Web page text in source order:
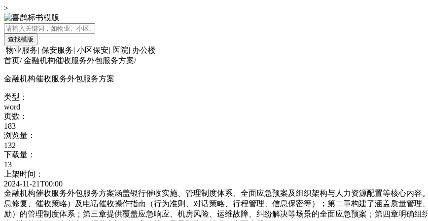
>
查找模版
物业服务| 保安服务| 小区保安| 医院| 办公楼
首页/ 金融机构催收服务外包服务方案/
金融机构催收服务外包服务方案
类型：
word
页数：
183
浏览量：
132
下载量：
13
上架时间：
2024-11-21T00:00
金融机构催收服务外包服务方案涵盖银行催收实施、管理制度体系、全面应急预案及组织架构与人力资源配置等核心内
息修复、催收策略）及电话催收操作指南（行为准则、对话策略、行程管理、信息保密等）；第二章构建了涵盖质量管
励）的管理制度体系；第三章提供覆盖应急响应、机房风险、运维故障、纠纷解决等场景的全面应急预案；第四章明确